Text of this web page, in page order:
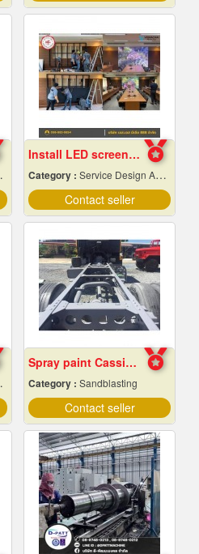
Install LED screens inside the auditorium
Category : Service Design And Advertising 24 Hours.
Contact seller
Spray paint Cassie cars, Chonburi
Category : Sandblasting
Contact seller